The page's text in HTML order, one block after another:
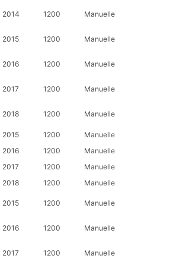
2014 1200 Manuelle
2015 1200 Manuelle
2016 1200 Manuelle
2017 1200 Manuelle
2018 1200 Manuelle
2015 1200
Manuelle
2016 1200
Manuelle
2017 1200
Manuelle
2018 1200 Manuelle
2015 1200 Manuelle
2016 1200 Manuelle
2017 1200 Manuelle